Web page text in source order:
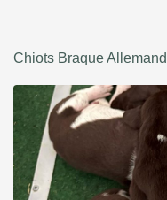
Chiots Braque Allemand